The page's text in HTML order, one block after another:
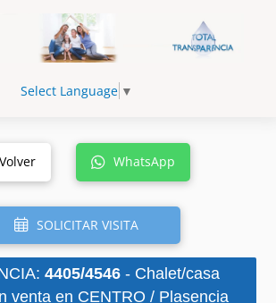
Select Language ▼
Volver WhatsApp
SOLICITAR VISITA
4405/4546 - Chalet/casa
venta en CENTRO / Plasencia